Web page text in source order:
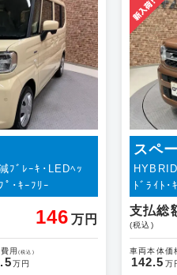
ﾞﾚｰｷ･LEDﾍｯ
ﾟ･ｷｰﾌﾘｰ
146 万円
用(税込)
万円
スペ
ﾄﾞﾗｲﾄ･
支払総
(税込)
車両本体価
142.5 万